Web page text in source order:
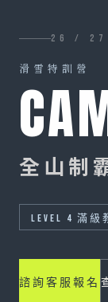
26 / 27
滑雪特訓營
全 山制
LEVEL 4 滿級
諮詢客服報名